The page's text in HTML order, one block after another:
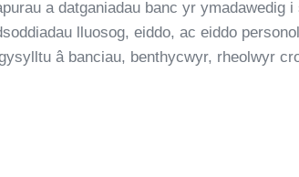
a datganiadau banc yr
lluosog, eiddo, ac eiddo
â banciau, benthycwyr, rheolwyr